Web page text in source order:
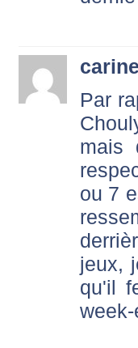
carine
Par
mais
ou 7
jeux,
qu'il
week-